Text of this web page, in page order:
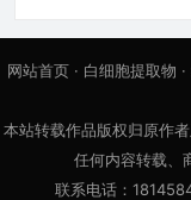
网站首页 · 白细胞提取物 ·
本站转载作品版权归原作
任何内容转载、
联系电话：